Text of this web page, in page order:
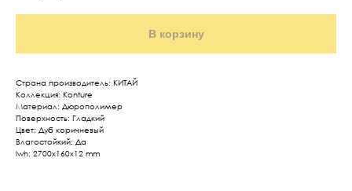
В корзину
Страна производитель: КИТАЙ
Коллекция: Konture
Материал: Дюрополимер
Поверхность: Гладкий
Цвет: Дуб коричневый
Влагостойкий: Да
lwh: 2700x160x12 mm